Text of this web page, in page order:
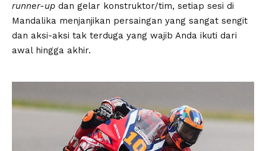
runner-up dan gelar konstruktor/tim, setiap sesi di
Mandalika menjanjikan persaingan yang sangat sengit
dan aksi-aksi tak terduga yang wajib Anda ikuti dari
awal hingga akhir.